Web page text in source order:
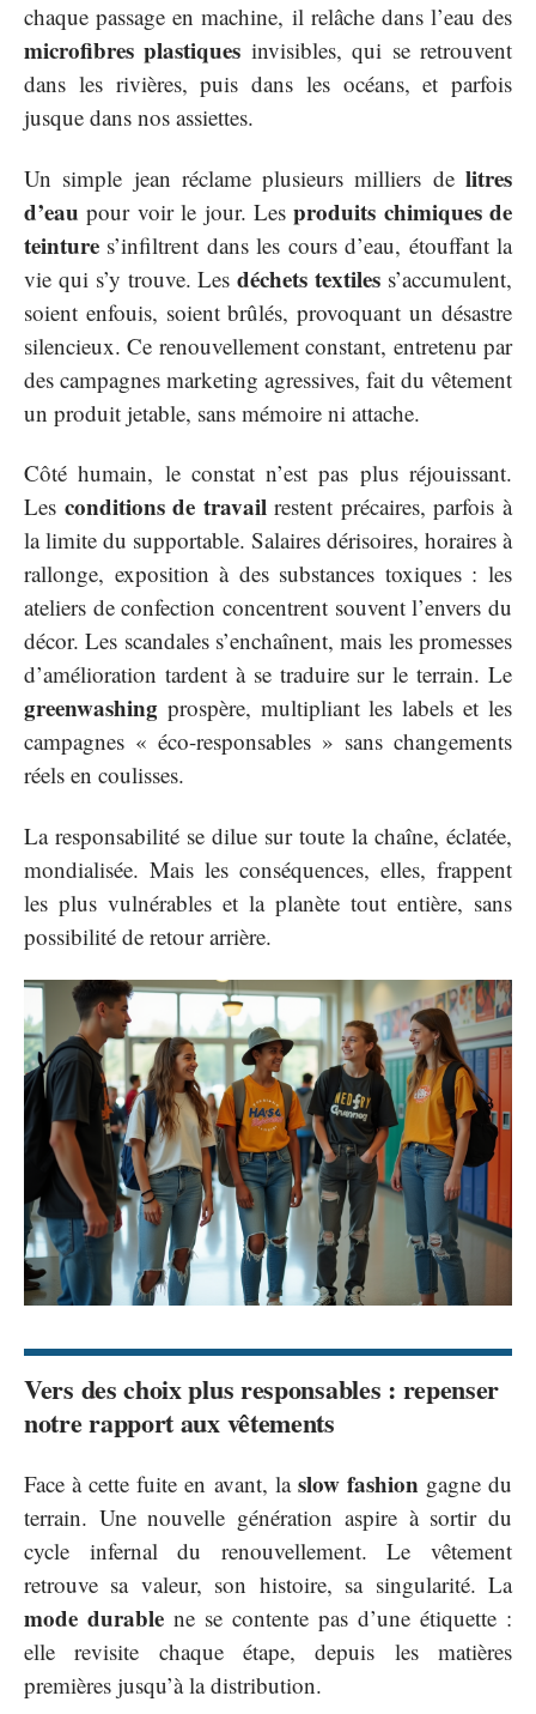
chaque passage en machine, il relâche dans l’eau des
microfibres plastiques invisibles, qui se retrouvent
dans les rivières, puis dans les océans, et parfois
jusque dans nos assiettes.
Un simple jean réclame plusieurs milliers de litres
d’eau pour voir le jour. Lesproduits chimiques de
teinture s’infiltrent dans les cours d’eau, étouffant la
vie qui s’y trouve. Lesdéchets textiles s’accumulent,
soient enfouis, soient brûlés, provoquant un désastre
silencieux. Ce renouvellement constant, entretenu par
des campagnes marketing agressives, fait du vêtement
un produit jetable, sans mémoire ni attache.
Côté humain, le constat n’est pas plus réjouissant.
Les conditions de travailrestent précaires, parfois à
la limite du supportable. Salaires dérisoires, horaires à
rallonge, exposition à des substances toxiques : les
ateliers de confection concentrent souvent l’envers du
décor. Les scandales s’enchaînent, mais les promesses
d’amélioration tardent à se traduire sur le terrain. Le
greenwashing prospère, multipliant les labels et les
campagnes « éco-responsables » sans changements
réels en coulisses.
La responsabilité se dilue sur toute la chaîne, éclatée,
mondialisée. Mais les conséquences, elles, frappent
les plus vulnérables et la planète tout entière, sans
possibilité de retour arrière.
Vers des choix plus responsables : repenser
notre rapport aux vêtements
Face à cette fuite en avant, la slow fashion gagne du
terrain. Une nouvelle génération aspire à sortir du
cycle infernal du renouvellement. Le vêtement
retrouve sa valeur, son histoire, sa singularité. La
mode durable ne se contente pas d’une étiquette :
elle revisite chaque étape, depuis les matières
premières jusqu’à la distribution.